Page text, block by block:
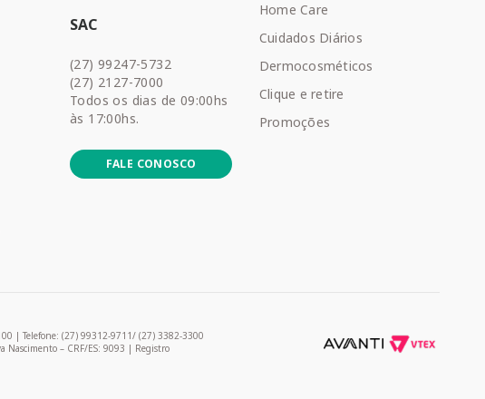
SAC
(27) 99247-5732
(27) 2127-7000
Todos os dias de 09:00hs
às 17:00hs.
FALE CONOSCO
Home Care
Cuidados Diários
Dermocosméticos
Clique e retire
Promoções
| Telefone: (27) 99312-9711/ (27) 3382-3300
Nascimento – CRF/ES: 9093 | Registro